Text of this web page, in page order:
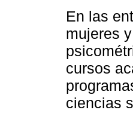
En las
mujeres
cursos
ciencias